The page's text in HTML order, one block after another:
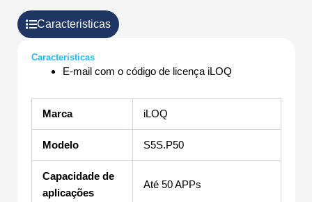
Caracteristicas
Caracteristicas
E-mail com o código de licença iLOQ
Marca iLOQ
Modelo S5S.P50
Capacidade de
aplicações
Até 50 APPs